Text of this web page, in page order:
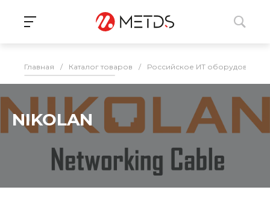
Главная / Каталог товаров / Российское ИТ оборудование
NIKOLAN